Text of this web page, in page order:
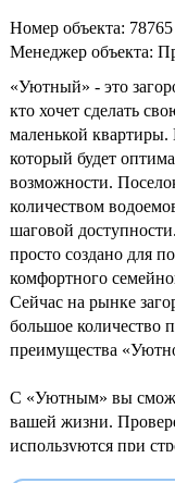
Номер объекта: 78765
Менеджер объекта:
«Уютный» - это
кто хочет сделать
маленькой
который будет
возможности.
количеством
шаговой
просто создано для
комфортного
Сейчас на рынке
большое количество
преимущества
С «Уютным» вы
вашей жизни.
используются при